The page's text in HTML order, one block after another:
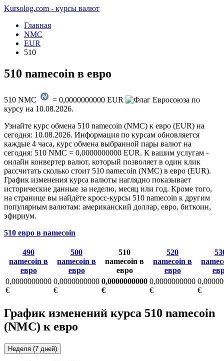
Kursolog.com - курсы валют
Главная
NMC
EUR
510
510 namecoin в евро
510 NMC = 0,0000000000 EUR
по
курсу на 10.08.2026.
Узнайте курс обмена 510 namecoin (NMC) к евро (EUR) на
сегодня: 10.08.2026. Информация по курсам обновляется
каждые 4 часа, курс обмена выбранной пары валют на
сегодня: 510 NMC = 0,0000000000 EUR. К вашим услугам -
онлайн конвертер валют, который позволяет в один клик
рассчитать сколько стоит 510 namecoin (NMC) в евро (EUR).
График изменения курса валюты наглядно показывает
исторические данные за неделю, месяц или год. Кроме того,
на странице вы найдёте кросс-курсы 510 namecoin к другим
популярным валютам: американский доллар, евро, биткоин,
эфириум.
510 евро в namecoin
490
namecoin в
евро
500
namecoin в
евро
510
namecoin в
евро
520
namecoin в
евро
0,0000000000
€
0,0000000000
€
0,0000000000
€
0,0000000000
€
€
График изменений курса 510 namecoin
(NMC) к евро
Неделя (7 дней)